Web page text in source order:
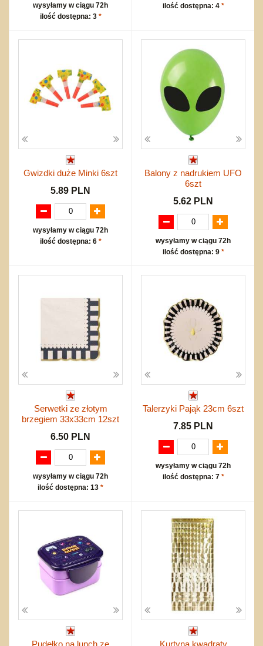
wysyłamy w ciągu 72h
ilość dostępna: 3 *
ilość dostępna: 4 *
Gwizdki duże Minki 6szt
5.89 PLN
wysyłamy w ciągu 72h
ilość dostępna: 6 *
Balony z nadrukiem UFO
6szt
5.62 PLN
wysyłamy w ciągu 72h
ilość dostępna: 9 *
Serwetki ze złotym
brzegiem 33x33cm 12szt
6.50 PLN
wysyłamy w ciągu 72h
ilość dostępna: 13 *
Talerzyki Pająk 23cm 6szt
7.85 PLN
wysyłamy w ciągu 72h
ilość dostępna: 7 *
Pudełko na lunch ze Kurtyna kwadraty